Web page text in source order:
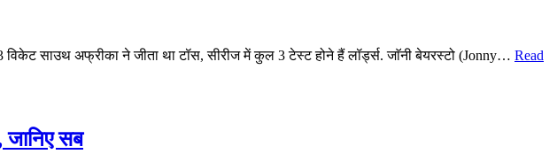
साउथ अफ्रीका ने जीता था टॉस, सीरीज में कुल 3 टेस्ट होने हैं लॉर्ड्स. जाॅनी बेयरस्टो (Jonny… Read
जानिए सब